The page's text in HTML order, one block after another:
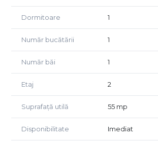
Alte detalii:
Etaj intermediar (2/3)
Mobilier și electrocasnice incluse
Aer condiționat
Finisaje moderne
Locație retrasă, cu trafic redus
📞 Contact: Sara Malanga – 0744 996 302
Preț: 98.000 € (se acceptă plata doar din
Dormitoare 1
Număr bucătării 1
Număr băi 1
Etaj 2
Suprafață utilă 55 mp
Disponibilitate Imediat